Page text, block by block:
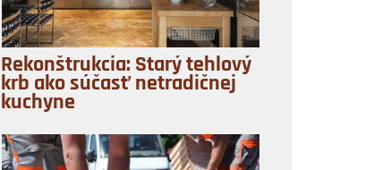
Rekonštrukcia: Starý tehlový
krb ako súčasť netradičnej
kuchyne